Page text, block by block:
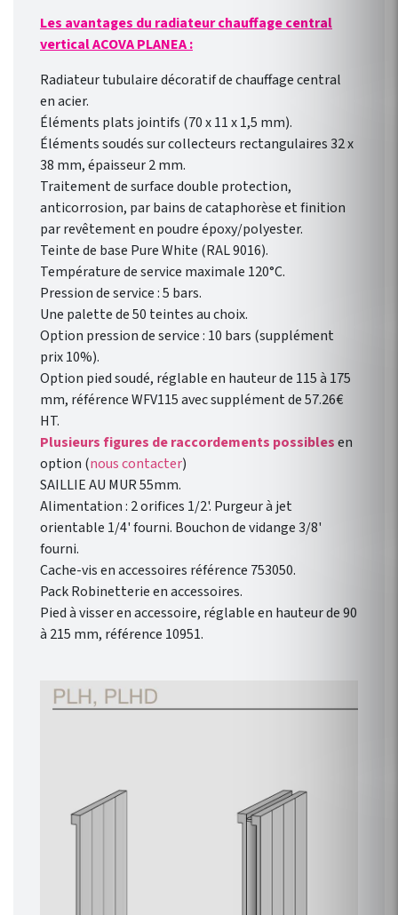
Les avantages du radiateur chauffage central
vertical ACOVA PLANEA :
Radiateur tubulaire décoratif de chauffage central
en acier.
Éléments plats jointifs (70 x 11 x 1,5 mm).
Éléments soudés sur collecteurs rectangulaires 32 x
38 mm, épaisseur 2 mm.
Traitement de surface double protection,
anticorrosion, par bains de cataphorèse et finition
par revêtement en poudre époxy/polyester.
Teinte de base Pure White (RAL 9016).
Température de service maximale 120°C.
Pression de service : 5 bars.
Une palette de 50 teintes au choix.
Option pression de service : 10 bars (supplément
prix 10%).
Option pied soudé, réglable en hauteur de 115 à 175
mm, référence WFV115 avec supplément de 57.26€
HT.
Plusieurs figures de raccordements possiblesen
option (nous contacter)
SAILLIE AU MUR 55mm.
Alimentation : 2 orifices 1/2'. Purgeur à jet
orientable 1/4' fourni. Bouchon de vidange 3/8'
fourni.
Cache-vis en accessoires référence 753050.
Pack Robinetterie en accessoires.
Pied à visser en accessoire, réglable en hauteur de 90
à 215 mm, référence 10951.